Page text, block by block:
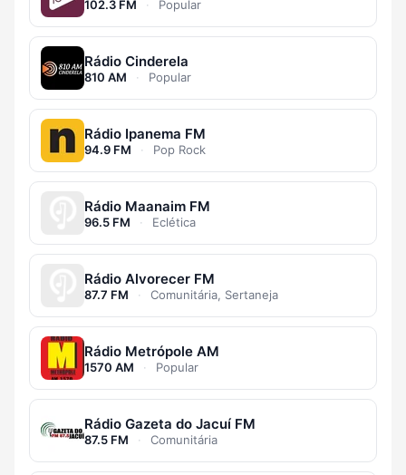
102.3 FM · Popular
Rádio Cinderela
810 AM · Popular
Rádio Ipanema FM
94.9 FM · Pop Rock
Rádio Maanaim FM
96.5 FM · Eclética
Rádio Alvorecer FM
87.7 FM · Comunitária, Sertaneja
Rádio Metrópole AM
1570 AM · Popular
Rádio Gazeta do Jacuí FM
87.5 FM · Comunitária